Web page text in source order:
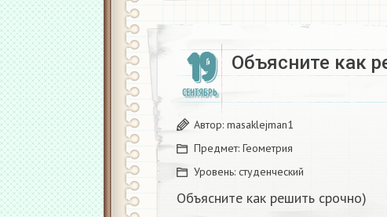
19
СЕНТЯБРЬ
Объясните как
Автор: masaklejman1
Предмет: Геометрия
Уровень: студенческий
Объясните как решить срочно)